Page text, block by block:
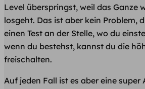
Level überspringst, weil das Ganze
losgeht. Das ist aber kein Problem,
einen Test an der Stelle, wo du
wenn du bestehst, kannst du die
freischalten.
Auf jeden Fall ist es aber eine super